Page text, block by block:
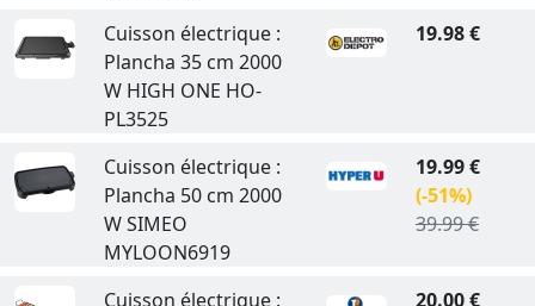
Cuisson électrique :
Plancha 35 cm 2000
W HIGH ONE HO-
PL3525
19.98 €
Cuisson électrique :
Plancha 50 cm 2000
W SIMEO
MYLOON6919
19.99 €
(-51%)
39.99 €
Cuisson électrique : 20.00 €